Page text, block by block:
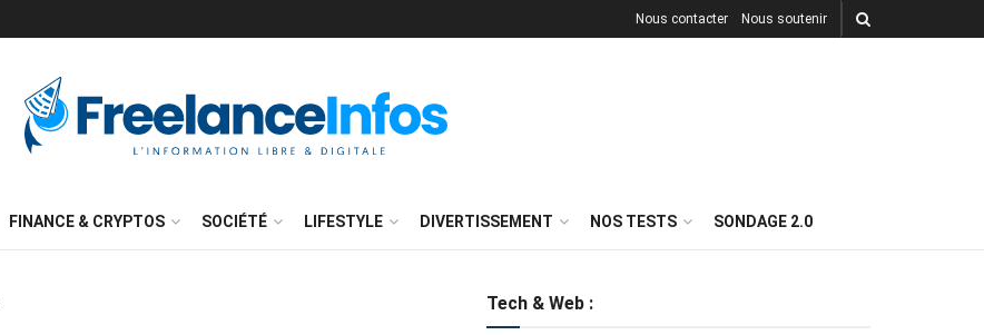
Nous contacter Nous soutenir
FINANCE & CRYPTOS SOCIÉTÉ LIFESTYLE DIVERTISSEMENT NOS TESTS SONDAGE 2.0
Tech & Web :